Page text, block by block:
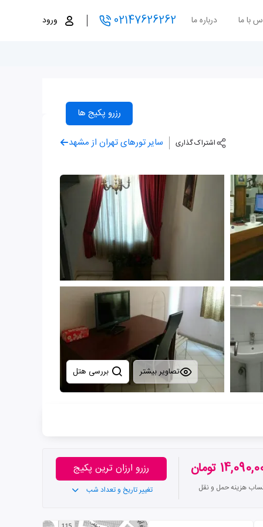
با ما درباره ما 02147626262 ورود
رزرو پکیج ها
اشتراک گذاری سایر تورهای تهران از مشهد
تصاویر بیشتر
تومان
هزینه حمل و نقل
رزرو ارزان ترین پکیج
تغییر تاریخ و تعداد شب